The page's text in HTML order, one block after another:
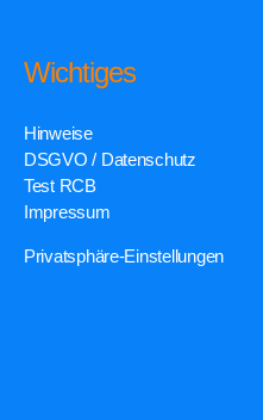
Wichtiges
Hinweise
DSGVO / Datenschutz
Test RCB
Impressum
Privatsphäre-Einstellungen